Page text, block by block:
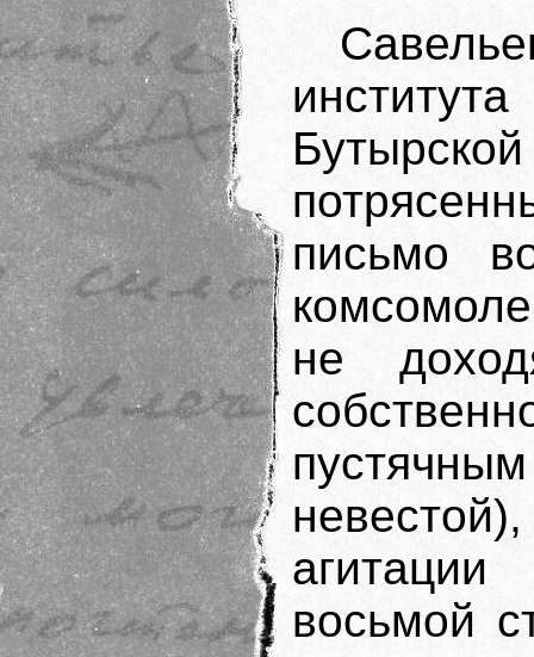
письмо
не
восьмой